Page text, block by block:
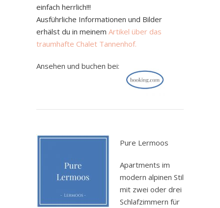
einfach herrlich!!!
Ausführliche Informationen und Bilder
erhälst du in meinem Artikel über das
traumhafte Chalet Tannenhof.
Ansehen und buchen bei:
Pure Lermoos
Apartments im
modern alpinen Stil
mit zwei oder drei
Schlafzimmern für